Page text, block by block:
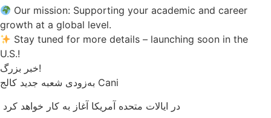
Our mission: Supporting your academic and career
growth at a global level.
Stay tuned for more details – launching soon in the
U.S.!
خبر بزرگ!
به‌زودی شعبه جدید کالج Cani
در ایالات متحده آمریکا آغاز به کار خواهد کرد